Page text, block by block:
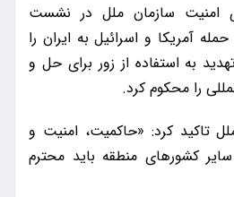
امنیت سازمان ملل در نشست
آمریکا و اسرائیل به ایران را
به استفاده از زور برای حل و
را محکوم کرد.
تاکید کرد: «حاکمیت، امنیت و
کشورهای منطقه باید محترم